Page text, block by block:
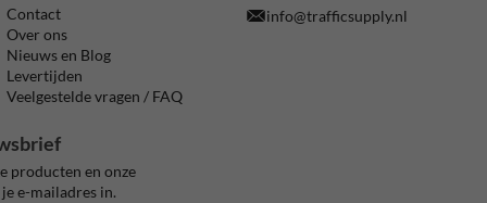
Contact
Over ons
Nieuws en Blog
Levertijden
Veelgestelde vragen / FAQ
info@trafficsupply.nl
producten en onze
e-mailadres in.